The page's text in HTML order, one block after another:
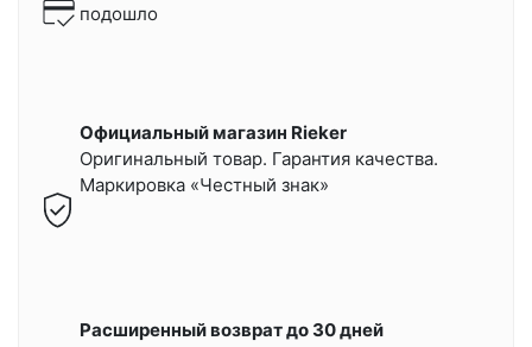
подошло
Официальный магазин Rieker
Оригинальный товар. Гарантия качества.
Маркировка «Честный знак»
Расширенный возврат до 30 дней